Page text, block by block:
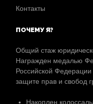
Контакты
ПОЧЕМУ Я?
Общий стаж
Награжден медалью
Российской Федерации
защите прав и свобод
Накоплен